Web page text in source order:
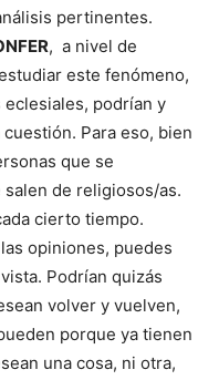
pertinentes.
, a nivel de
este fenómeno,
podrían y
Para eso, bien
que se
de religiosos/as.
cierto tiempo.
opiniones, puedes
Podrían quizás
volver y vuelven,
porque ya tienen
una cosa, ni otra,